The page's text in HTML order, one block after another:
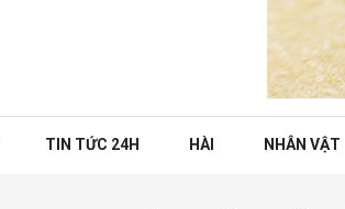
TIN TỨC 24H HÀI NHÂN VẬT